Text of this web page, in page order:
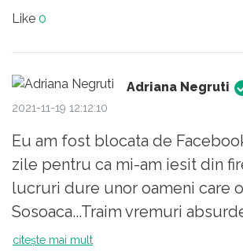
Like 0
Adriana Negruti
2021-11-19 12:12:10
Eu am fost blocata de
zile pentru ca mi-am iesit din
lucruri dure unor oameni care
Sosoaca...Traim vremuri
ajuns sa vad procentajul urias al
citește mai mult